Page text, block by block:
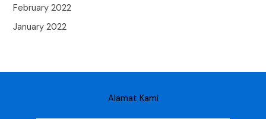
February 2022
January 2022
Alamat Kami